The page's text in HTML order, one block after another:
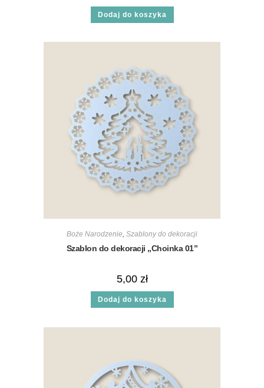
Dodaj do koszyka
Boże Narodzenie, Szablony do dekoracji
Szablon do dekoracji „Choinka 01”
5,00 zł
Dodaj do koszyka